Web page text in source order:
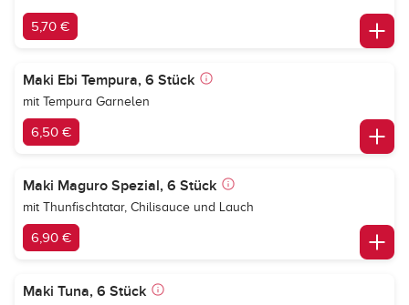
5,70 €
Maki Ebi Tempura, 6 Stück
mit Tempura Garnelen
6,50 €
Maki Maguro Spezial, 6 Stück
mit Thunfischtatar, Chilisauce und Lauch
6,90 €
Maki Tuna, 6 Stück